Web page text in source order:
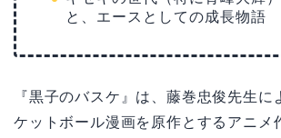
と、エースとしての成長物語
『黒子のバスケ』は、藤巻忠俊先生に
ケットボール漫画を原作とするアニメ